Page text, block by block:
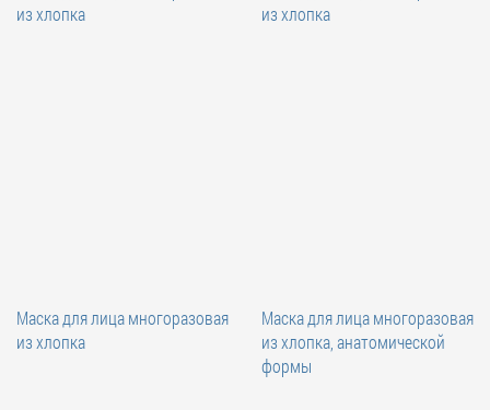
из хлопка
из хлопка
Маска для лица многоразовая
из хлопка
Маска для лица многоразовая
из хлопка, анатомической
формы